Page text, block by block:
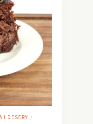
I DESERY /